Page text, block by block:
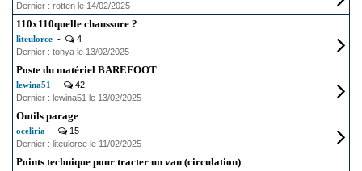
Dernier : rotten le 14/02/2025
110x110quelle chaussure ?
liteulorce -
4
Dernier : tonya le 13/02/2025
Poste du matériel BAREFOOT
lewina51 -
42
Dernier : lewina51 le 13/02/2025
Outils parage
oceliria -
15
Dernier : liteulorce le 11/02/2025
Points technique pour tracter un van (circulation)